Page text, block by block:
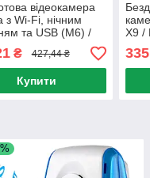
відеокамера
з Wi-Fi, нічним
та USB (M6) /
з камерою
₴ 427,44 ₴
Купити
X9 /